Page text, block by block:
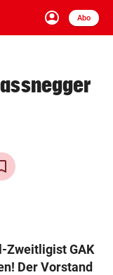
account_circle
Anmelden
Abo
close Schließen
arrow_right
Zweitligist GAK
Der Vorstand